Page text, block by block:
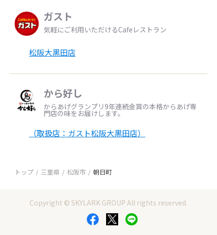
ガスト
気軽にご利用いただけるCafeレストラン
松阪大黒田店
から好し
からあげグランプリ9年連続金賞の本格からあげ専
門店の味をお届けします。
（取扱店：ガスト松阪大黒田店）
トップ 三重県 松阪市 朝日町
Copyright © SKYLARK GROUP All rights reserved.